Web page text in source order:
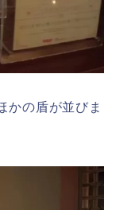
かの盾が並びま